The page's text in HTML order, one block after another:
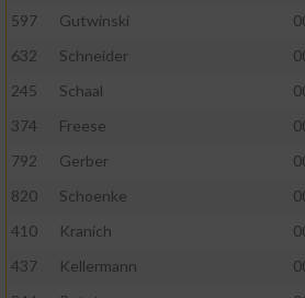
597
Gutwinski
632
Schneider
245
Schaal
374
Freese
792
Gerber
820
Schoenke
410
Kranich
437
Kellermann